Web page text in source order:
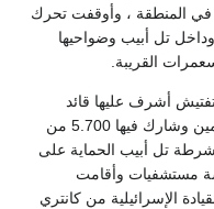
في المنطقة ، وأوقفت تحرك
تل أبيب وضواحيها
القريبة.
أشرف عليها قائد
المنطقة الوسطى واستمرت أكثر من يومين وشارك فيها 5.700 من
تل أبيب الحماية على
و99 فندقا وخمسة مستشفيات وأقامت
الإسرائيلية من كانتري